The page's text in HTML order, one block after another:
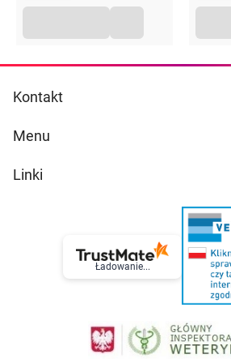
pojemników na odpady komunalne.
Kontakt
Menu
Linki
Ładowanie...